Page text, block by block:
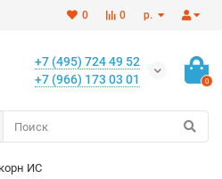
р.
0
0
+7 (495) 724 49 52
+7 (966) 173 03 01
0
ИС